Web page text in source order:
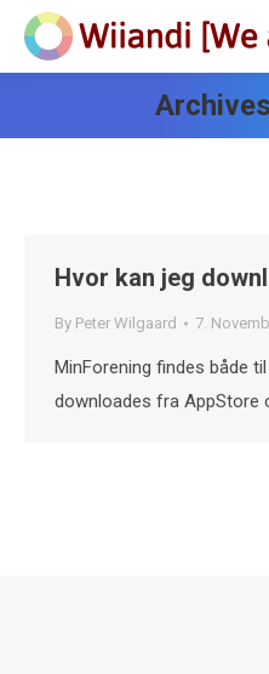
Hvor kan jeg
By Peter Wilgaard 7.
MinForening findes både
downloades fra AppStore